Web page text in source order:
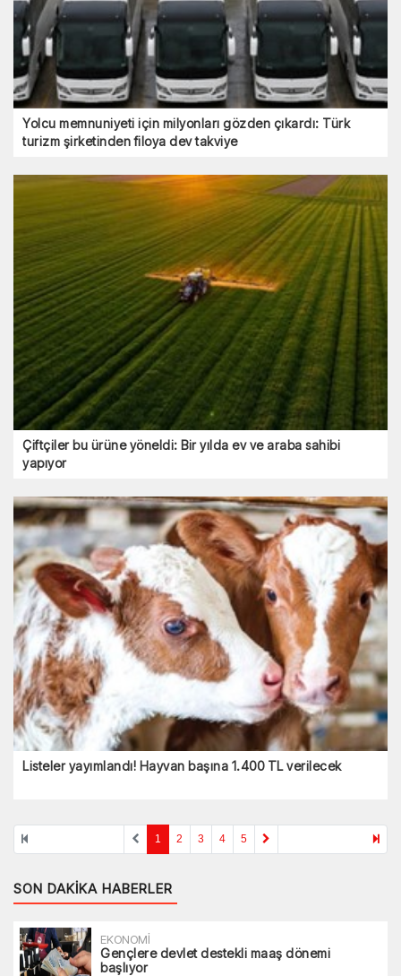
Yolcu memnuniyeti için milyonları gözden çıkardı: Türk
turizm şirketinden filoya dev takviye
Çiftçiler bu ürüne yöneldi: Bir yılda ev ve araba sahibi
yapıyor
Listeler yayımlandı! Hayvan başına 1.400 TL verilecek
1 2 3 4 5
SON DAKIKA HABERLER
EKONOMİ
Gençlere devlet destekli maaş dönemi
başlıyor